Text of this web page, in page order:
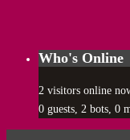
Who's Online
2 visitors online
0 guests, 2 bots, 0